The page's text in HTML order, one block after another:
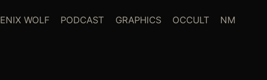
WOLF PODCAST GRAPHICS OCCULT NM